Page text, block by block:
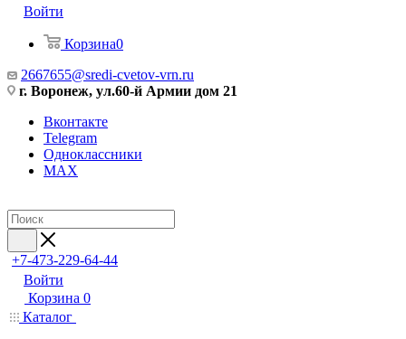
Войти
Корзина0
2667655@sredi-cvetov-vrn.ru
г. Воронеж, ул.60-й Армии дом 21
Вконтакте
Telegram
Одноклассники
MAX
+7-473-229-64-44
Войти
Корзина 0
Каталог